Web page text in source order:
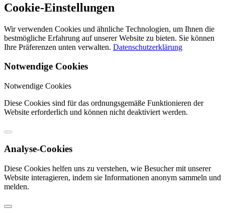
Cookie-Einstellungen
Wir verwenden Cookies und ähnliche Technologien, um Ihnen die
bestmögliche Erfahrung auf unserer Website zu bieten. Sie können
Ihre Präferenzen unten verwalten. Datenschutzerklärung
Notwendige Cookies
Notwendige Cookies
Diese Cookies sind für das ordnungsgemäße Funktionieren der
Website erforderlich und können nicht deaktiviert werden.
Analyse-Cookies
Diese Cookies helfen uns zu verstehen, wie Besucher mit unserer
Website interagieren, indem sie Informationen anonym sammeln und
melden.